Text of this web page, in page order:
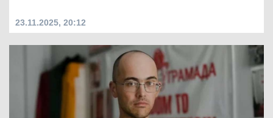
23.11.2025, 20:12